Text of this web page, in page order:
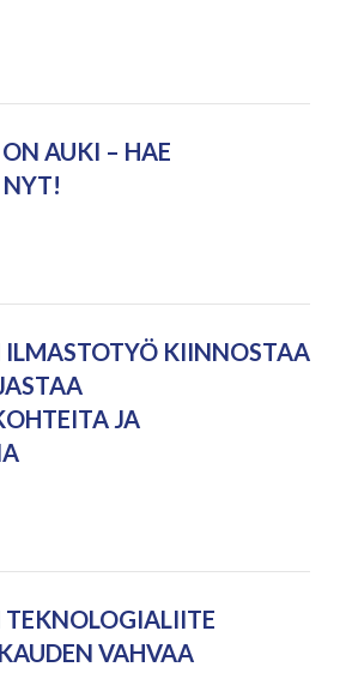
AUKI – HAE
ILMASTOTYÖ KIINNOSTAA
JA
TEKNOLOGIALIITE
VAHVAA